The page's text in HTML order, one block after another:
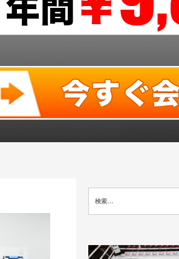
索: